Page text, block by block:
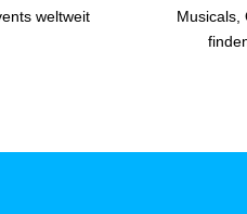
weltweit
Musicals,